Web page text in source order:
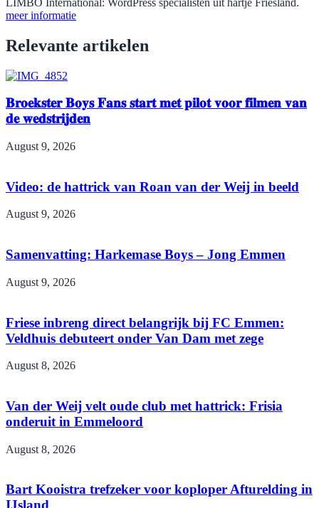
meer informatie
Relevante artikelen
𝐁𝐫𝐨𝐞𝐤𝐬𝐭𝐞𝐫 𝐁𝐨𝐲𝐬 𝐅𝐚𝐧𝐬 𝐬𝐭𝐚𝐫𝐭 𝐦𝐞𝐭 𝐩𝐢𝐥𝐨𝐭 𝐯𝐨𝐨𝐫 𝐟𝐢𝐥𝐦𝐞𝐧 𝐯𝐚𝐧
𝐝𝐞 𝐰𝐞𝐝𝐬𝐭𝐫𝐢𝐣𝐝𝐞𝐧
August 9, 2026
Video: de hattrick van Roan van der Weij in beeld
August 9, 2026
Samenvatting: Harkemase Boys – Jong Emmen
August 9, 2026
Friese inbreng direct belangrijk bij FC Emmen:
Veldhuis debuteert onder Van Dam met zege
August 8, 2026
Van der Weij velt oude club met hattrick: Frisia
onderuit in Emmeloord
August 8, 2026
Bart Kooistra trefzeker voor koploper Afturelding in